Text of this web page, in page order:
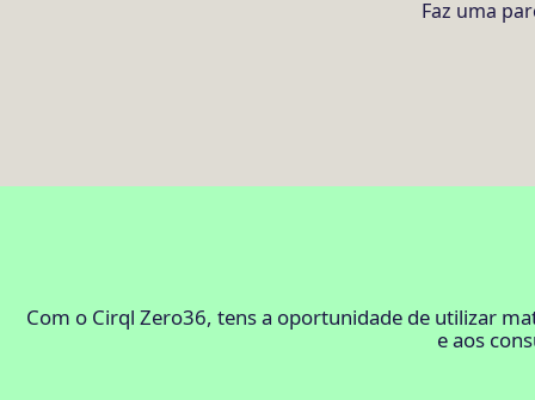
Faz uma
Com o Cirql Zero36, tens a oportunidade de utilizar
e aos